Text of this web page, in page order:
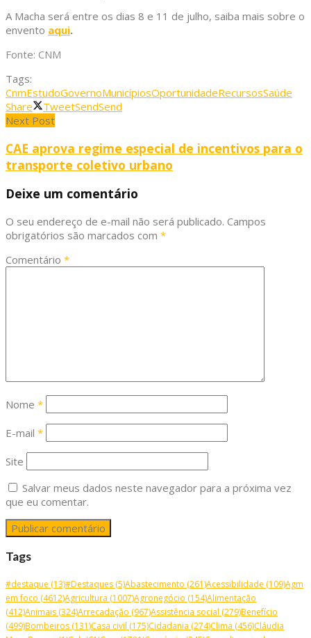
A Macha será entre os dias 8 e 11 de julho, saiba mais sobre o
envento aqui.
Fonte: CNM
Tags:
CnmEstudoGovernoMunicípiosOportunidadeRecursosSaúde
Share
TweetSendSend
Next Post
CAE aprova regime especial de incentivos para o
transporte coletivo urbano
Deixe um comentário
O seu endereço de e-mail não será publicado. Campos
obrigatórios são marcados com *
Comentário *
Nome *
E-mail *
Site
Salvar meus dados neste navegador para a próxima vez
que eu comentar.
Tags
#destaque (13)#Destaques (5)Abastecimento (261)Acessibilidade (109)Agm
em foco (4612)Agricultura (1007)Agronegócio (154)Alimentação
(412)Animais (324)Arrecadação (967)Assistência social (279)Benefício
(499)Bombeiros (131)Casa civil (175)Cidadania (274)Clima (456)Cláudia